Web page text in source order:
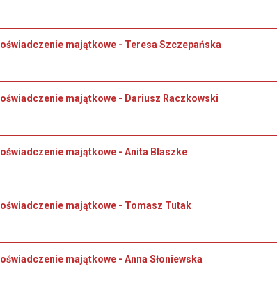
oświadczenie majątkowe - Teresa Szczepańska
oświadczenie majątkowe - Dariusz Raczkowski
oświadczenie majątkowe - Anita Blaszke
oświadczenie majątkowe - Tomasz Tutak
oświadczenie majątkowe - Anna Słoniewska